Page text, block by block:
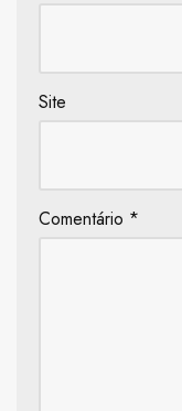
Site
Comentário *